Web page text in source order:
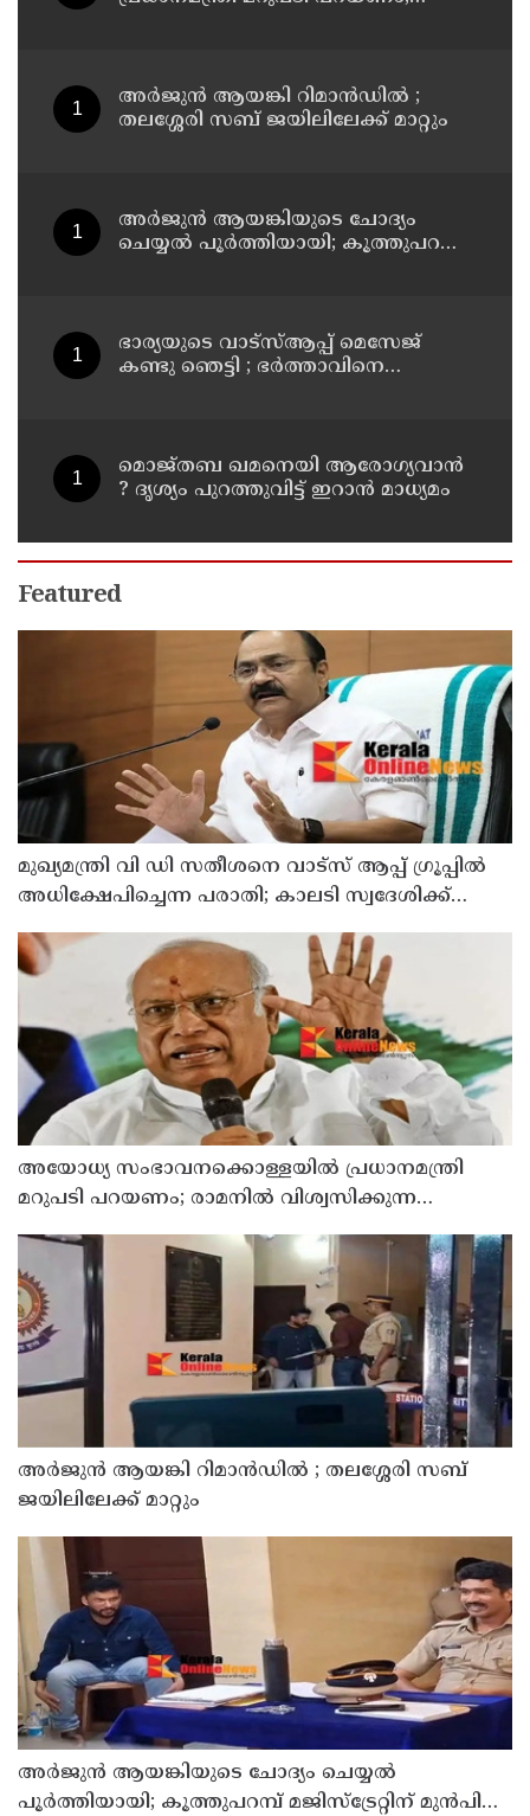
അര്‍ജുന്‍ ആയങ്കി റിമാന്‍ഡില്‍ ;
തലശ്ശേരി സബ് ജയിലിലേക്ക് മാറ്റും
അര്‍ജുന്‍ ആയങ്കിയുടെ ചോദ്യം
ചെയ്യല്‍ പൂര്‍ത്തിയായി; കൂത്തുപറമ്പ്
ഭാര്യയുടെ വാട്സ്ആപ്പ് മെസേജ്
കണ്ടു ഞെട്ടി ; ഭര്‍ത്താവിനെ
യുവതിയും സുഹൃത്തും ഒളിവില്‍
മൊജ്തബ ഖമനെയി ആരോഗ്യവാന്‍
? ദൃശ്യം പുറത്തുവിട്ട് ഇറാന്‍ മാധ്യമം
Featured
മുഖ്യമന്ത്രി വി ഡി സതീശനെ വാട്‌സ് ആപ്പ് ഗ്രൂപ്പില്‍
അധിക്ഷേപിച്ചെന്ന പരാതി; കാലടി സ്വദേശിക്ക്
അയോധ്യ സംഭാവനക്കൊള്ളയില്‍ പ്രധാനമന്ത്രി
മറുപടി പറയണം; രാമനില്‍ വിശ്വസിക്കുന്ന
അര്‍ജുന്‍ ആയങ്കി റിമാന്‍ഡില്‍ ; തലശ്ശേരി സബ്
ജയിലിലേക്ക് മാറ്റും
അര്‍ജുന്‍ ആയങ്കിയുടെ ചോദ്യം ചെയ്യല്‍
പൂര്‍ത്തിയായി; കൂത്തുപറമ്പ് മജിസ്ട്രേറ്റിന് മുൻപില്‍